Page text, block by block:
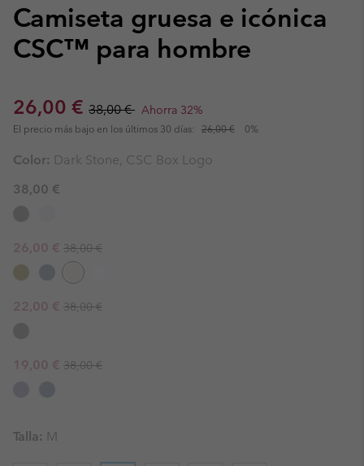
Camiseta gruesa e icónica
CSC™ para hombre
Sale price:
26,00 € Regular price:
38,00 € Ahorra 32%
El precio más bajo en los últimos 30 días: 26,00 € 0%
Color: Dark Stone, CSC Box Logo
38,00 €
Sale price:
26,00 € Regular price:
38,00 €
Sale price:
22,00 € Regular price:
38,00 €
Sale price:
19,00 € Regular price:
38,00 €
Talla: M